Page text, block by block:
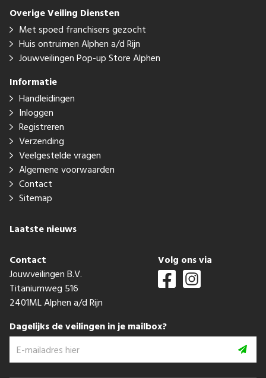
Overige Veiling Diensten
Met spoed franchisers gezocht
Huis ontruimen Alphen a/d Rijn
Jouwveilingen Pop-up Store Alphen
Informatie
Handleidingen
Inloggen
Registreren
Verzending
Veelgestelde vragen
Algemene voorwaarden
Contact
Sitemap
Laatste nieuws
Contact
Jouwveilingen B.V.
Titaniumweg 516
2401ML Alphen a/d Rijn
Volg ons via
Dagelijks de veilingen in je mailbox?